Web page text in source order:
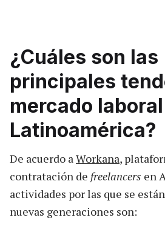
¿Cuáles son las
principales
mercado
Latinoamérica?
De acuerdo aWorkana,
contratación de freelancers en
actividades por las que se
nuevas generaciones son: